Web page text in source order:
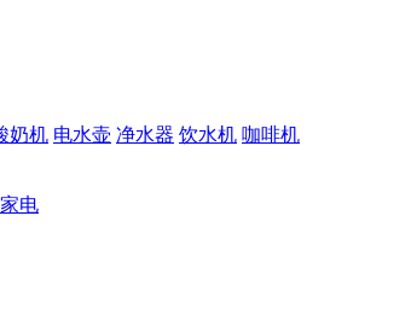
奶机 电水壶 净水器 饮水机 咖啡机
电